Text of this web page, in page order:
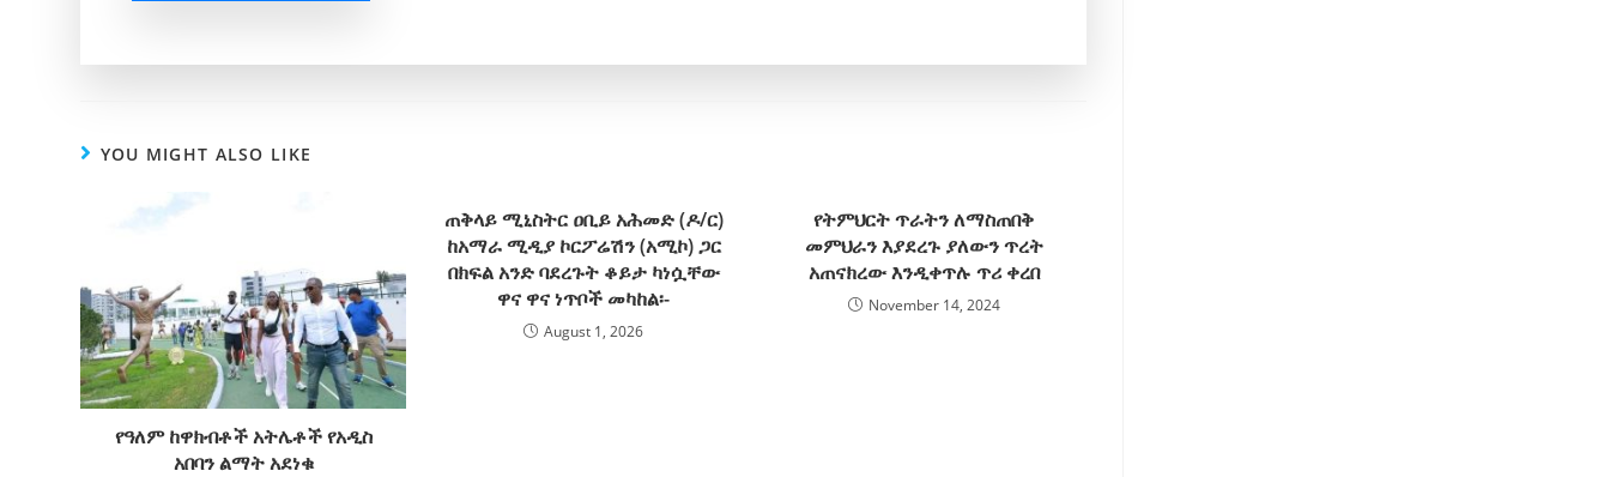
YOU MIGHT ALSO LIKE
የዓለም ከዋክብቶች አትሌቶች የአዲስ
አበባን ልማት አደነቁ
ጠቅላይ ሚኒስትር ዐቢይ አሕመድ (ዶ/ር)
ከአማራ ሚዲያ ኮርፖሬሽን (አሚኮ) ጋር
በክፍል አንድ ባደረጉት ቆይታ ካነሷቸው
ዋና ዋና ነጥቦች መካከል፡-
August 1, 2026
የትምህርት ጥራትን ለማስጠበቅ
መምህራን እያደረጉ ያለውን ጥረት
አጠናክረው እንዲቀጥሉ ጥሪ ቀረበ
November 14, 2024